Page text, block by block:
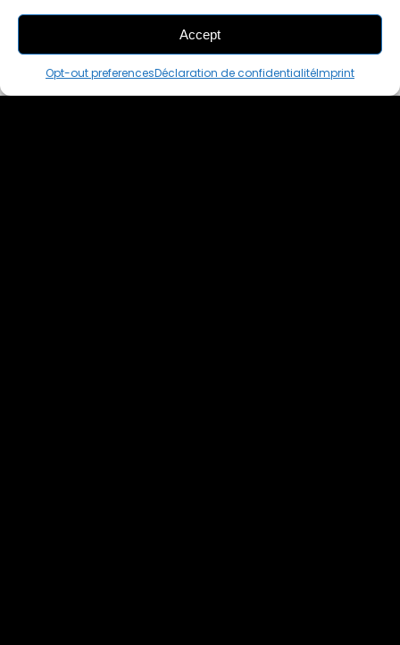
Accept
Opt-out preferencesDéclaration de confidentialitéImprint
THIS PAIR IS
ALREADY SOLD OUT